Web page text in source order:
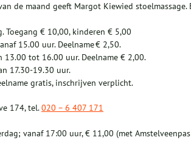
de maand geeft Margot Kiewied
Toegang € 10,00, kinderen € 5,00
15.00 uur. Deelname € 2,50.
13.00 tot 16.00 uur. Deelname € 2,00.
17.30-19.30 uur.
gratis, inschrijven verplicht.
174, tel.020 – 6 407 171
vanaf 17:00 uur, € 11,00 (met